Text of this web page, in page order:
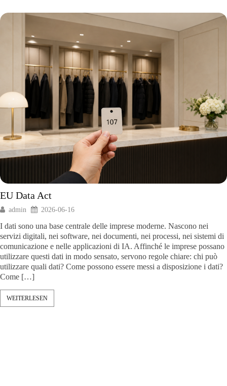
EU Data Act
admin 2026-06-16
I dati sono una base centrale delle imprese moderne. Nascono nei
servizi digitali, nei software, nei documenti, nei processi, nei sistemi di
comunicazione e nelle applicazioni di IA. Affinché le imprese possano
utilizzare questi dati in modo sensato, servono regole chiare: chi può
utilizzare quali dati? Come possono essere messi a disposizione i dati?
Come […]
WEITERLESEN